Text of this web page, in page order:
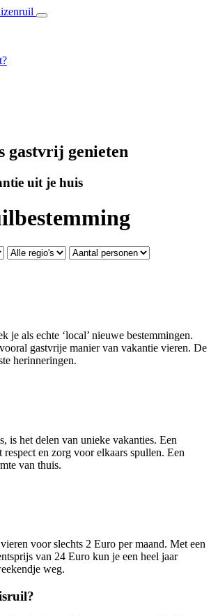
gastvrij genieten
uit je huis
je als echte ‘local’ nieuwe bestemmingen.
gastvrije manier van vakantie vieren. De
herinneringen.
is het delen van unieke vakanties. Een
respect en zorg voor elkaars spullen. Een
van thuis.
voor slechts 2 Euro per maand. Met een
van 24 Euro kun je een heel jaar
weg.